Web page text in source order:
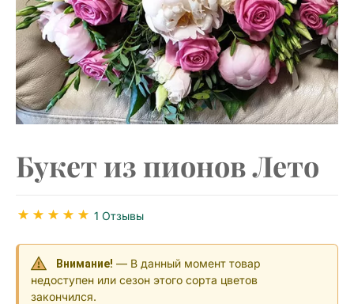
Букет из пионов Лето
1 Отзывы
Внимание! — В данный момент товар
недоступен или сезон этого сорта цветов
закончился.